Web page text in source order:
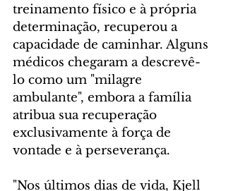
treinamento físico e à própria
determinação, recuperou a
capacidade de caminhar. Alguns
médicos chegaram a descrevê-
lo como um "milagre
ambulante", embora a família
atribua sua recuperação
exclusivamente à força de
vontade e à perseverança.
"Nos últimos dias de vida, Kjell